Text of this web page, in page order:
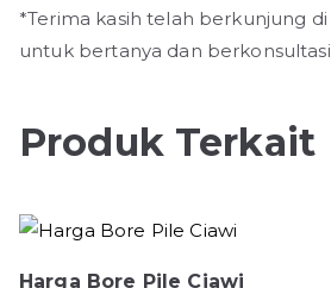
*Terima kasih telah berkunjung
untuk bertanya dan
Produk Terkait
Harga Bore Pile Ciawi